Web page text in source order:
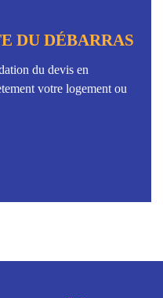
DU DÉBARRAS
du devis en
votre logement ou